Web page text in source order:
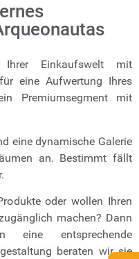
Ihrer Einkaufswelt mit
eine Aufwertung Ihres
Premiumsegment mit
eine dynamische Galerie
an. Bestimmt fällt
oder wollen Ihren
machen? Dann
eine entsprechende
beraten wir sie